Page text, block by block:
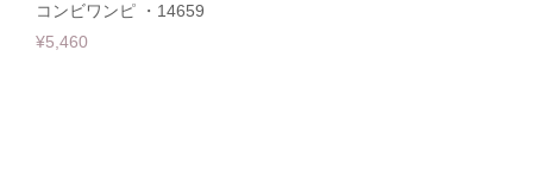
コンビワンピ ・14659
¥5,460